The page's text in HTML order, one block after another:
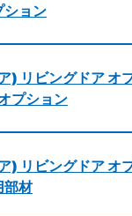
ション
) リビングドア オ
プション
) リビングドア オ
部材